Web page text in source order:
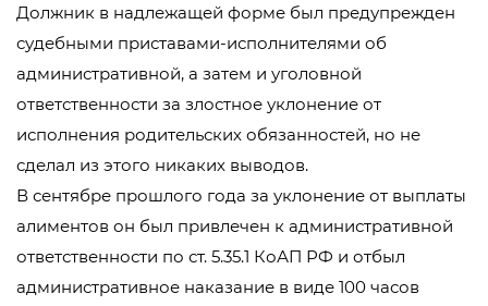
Должник в надлежащей форме был предупрежден
судебными приставами-исполнителями об
административной, а затем и уголовной
ответственности за злостное уклонение от
исполнения родительских обязанностей, но не
сделал из этого никаких выводов.
В сентябре прошлого года за уклонение от выплаты
алиментов он был привлечен к административной
ответственности по ст. 5.35.1 КоАП РФ и отбыл
административное наказание в виде 100 часов